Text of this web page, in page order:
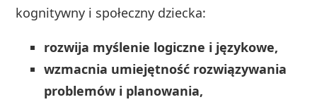
kognitywny i społeczny dziecka:
rozwija myślenie logiczne i językowe,
wzmacnia umiejętność rozwiązywania
problemów i planowania,